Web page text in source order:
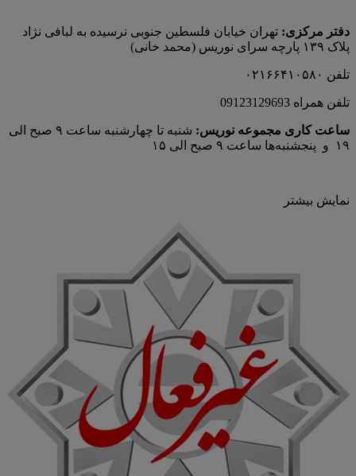
دفتر مرکزی: تهران خیابان فلسطین جنوبی نرسیده به لبافی نژاد
پلاک ۱۳۹ پارچه‌ سرای نوريس (محمد خانی)
تلفن ۰۲۱۶۶۴۱۰۵۸۰
تلفن همراه 09123129693
ساعت کاری مجموعه نوریس:
شنبه تا چهارشنبه ساعت ۹ صبح الی
۱۹ و پنجشنبه‌ها ساعت ۹ صبح الی ۱۵
نمایش بیشتر